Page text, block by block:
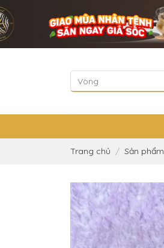
Skip
to
content
kiếm:
Trang chủ / Sản phẩm